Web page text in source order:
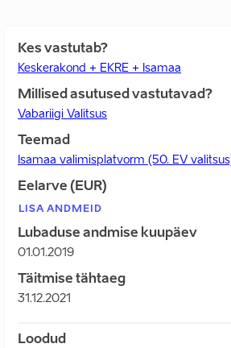
Kes vastutab?
Keskerakond + EKRE + Isamaa
Millised asutused vastutavad?
Vabariigi Valitsus
Teemad
Isamaa valimisplatvorm (50. EV
Eelarve (EUR)
LISA ANDMEID
Lubaduse andmise kuupäev
01.01.2019
Täitmise tähtaeg
31.12.2021
Loodud